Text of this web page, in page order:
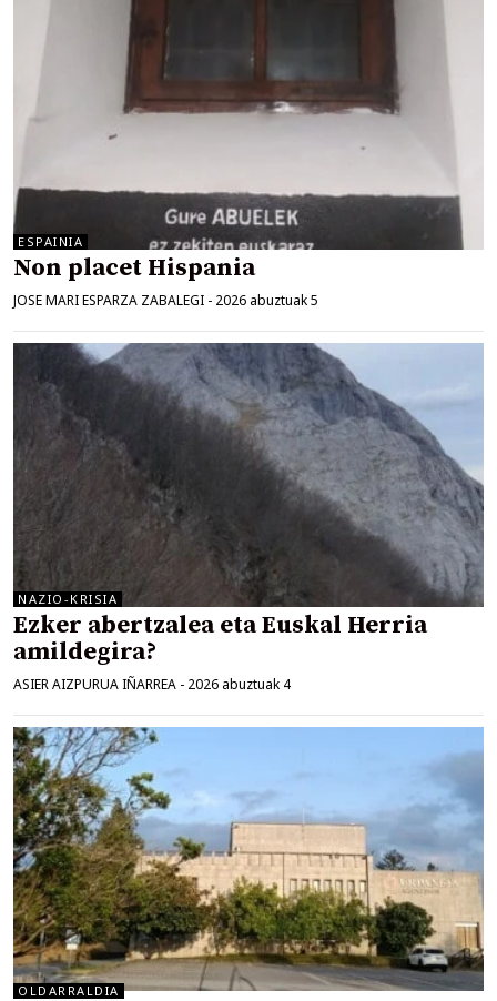
ESPAINIA
Non placet Hispania
JOSE MARI ESPARZA ZABALEGI - 2026 abuztuak 5
NAZIO-KRISIA
Ezker abertzalea eta Euskal Herria
amildegira?
ASIER AIZPURUA IÑARREA - 2026 abuztuak 4
OLDARRALDIA